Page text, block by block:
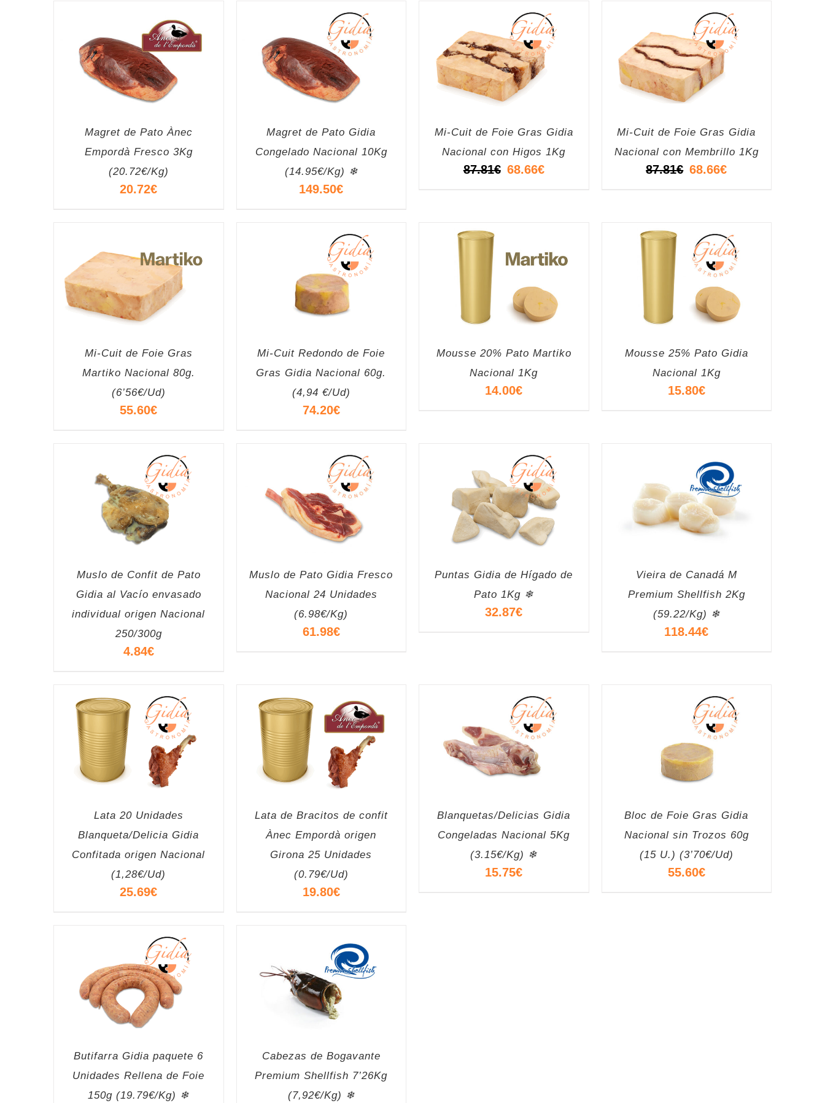
Magret de Pato Ànec
Empordà Fresco 3Kg
(20.72€/Kg)
20.72€
Magret de Pato Gidia
Congelado Nacional 10Kg
(14.95€/Kg) ❄
149.50€
Mi-Cuit de Foie Gras Gidia
Nacional con Higos 1Kg
87.81€ El
68.66€El
Mi-Cuit de Foie Gras Gidia
Nacional con Membrillo 1Kg
87.81€ El
68.66€El
Mi-Cuit de Foie Gras
Martiko Nacional 80g.
(6’56€/Ud)
55.60€
Mi-Cuit Redondo de Foie
Gras Gidia Nacional 60g.
(4,94 €/Ud)
74.20€
Mousse 20% Pato Martiko
Nacional 1Kg
14.00€
Mousse 25% Pato Gidia
Nacional 1Kg
15.80€
Muslo de Confit de Pato
Gidia al Vacío envasado
individual origen Nacional
250/300g
4.84€
Muslo de Pato Gidia Fresco
Nacional 24 Unidades
(6.98€/Kg)
61.98€
Puntas Gidia de Hígado de
Pato 1Kg ❄
32.87€
Vieira de Canadá M
Premium Shellfish 2Kg
(59.22/Kg) ❄
118.44€
Lata 20 Unidades
Blanqueta/Delicia Gidia
Confitada origen Nacional
(1,28€/Ud)
25.69€
Lata de Bracitos de confit
Ànec Empordà origen
Girona 25 Unidades
(0.79€/Ud)
19.80€
Blanquetas/Delicias Gidia
Congeladas Nacional 5Kg
(3.15€/Kg) ❄
15.75€
Bloc de Foie Gras Gidia
Nacional sin Trozos 60g
(15 U.) (3’70€/Ud)
55.60€
Butifarra Gidia paquete 6
Unidades Rellena de Foie
150g (19.79€/Kg) ❄
Cabezas de Bogavante
Premium Shellfish 7’26Kg
(7,92€/Kg) ❄